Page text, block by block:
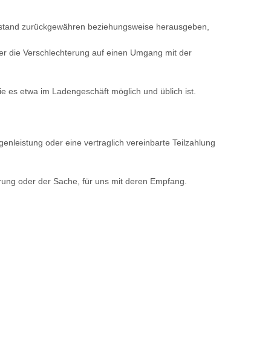
zurückgewähren beziehungsweise herausgeben,
die Verschlechterung auf einen Umgang mit der
es etwa im Ladengeschäft möglich und üblich ist.
oder eine vertraglich vereinbarte Teilzahlung
oder der Sache, für uns mit deren Empfang.